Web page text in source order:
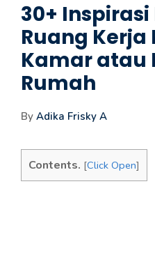
30+ Inspirasi
Ruang
Kamar atau
Rumah
By Adika Frisky A
Contents. [Click Open]